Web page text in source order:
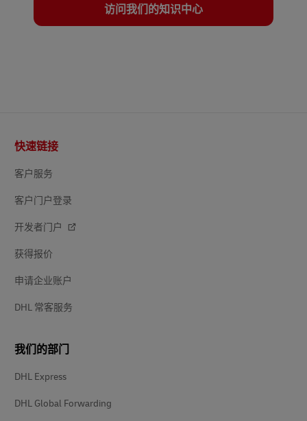
访问我们的知识中心
页
脚
快速链接
客户服务
客户门户登录
开发者门户
获得报价
申请企业账户
DHL 常客服务
我们的部门
DHL Express
DHL Global Forwarding